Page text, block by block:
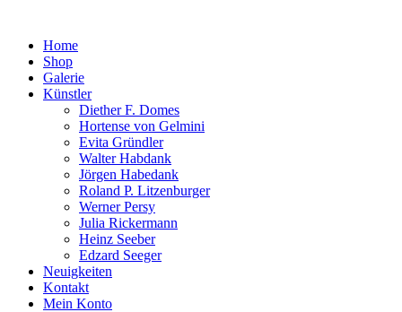
Home
Shop
Galerie
Künstler
Diether F. Domes
Hortense von Gelmini
Evita Gründler
Walter Habdank
Jörgen Habedank
Roland P. Litzenburger
Werner Persy
Julia Rickermann
Heinz Seeber
Edzard Seeger
Neuigkeiten
Kontakt
Mein Konto